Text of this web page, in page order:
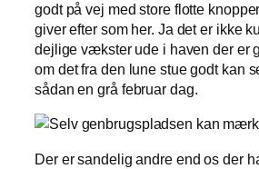
godt på vej med store flotte
giver efter som her. Ja det er ikke
dejlige vækster ude i haven der er
om det fra den lune stue godt kan
sådan en grå februar dag.
Der er sandelig andre end os der